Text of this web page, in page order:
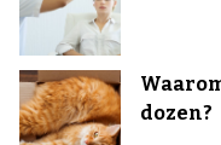
dozen?